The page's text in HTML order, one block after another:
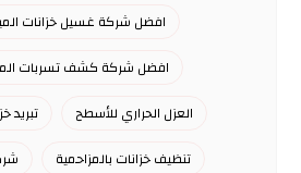
افضل شركة غسيل خزانات
افضل شركة كشف تسربات
العزل الحراري للأسطح
تبريد
تنظيف خزانات بالمزاحمية